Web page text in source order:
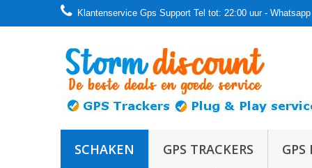
Klantenservice Gps Support Tel tot: 22:00 uur -
SCHAKEN GPS TRACKERS GPS